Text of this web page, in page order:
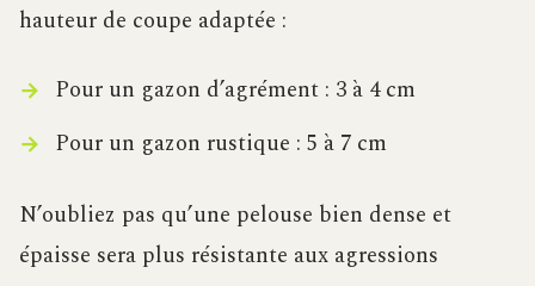
hauteur de coupe adaptée :
Pour un gazon d’agrément : 3 à 4 cm
Pour un gazon rustique : 5 à 7 cm
N’oubliez pas qu’une pelouse bien dense et
épaisse sera plus résistante aux agressions